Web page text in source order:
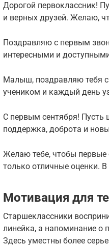
Дорогой первоклассник!
и верных друзей. Желаю,
Поздравляю с первым
интересными и
Малыш, поздравляю тебя
учеником и каждый день
С первым сентября! Пусть
поддержка, доброта и
Желаю тебе, чтобы первые
только отличные оценки.
Мотивация для
Старшеклассники
линейка, а напоминание о
Здесь уместны более